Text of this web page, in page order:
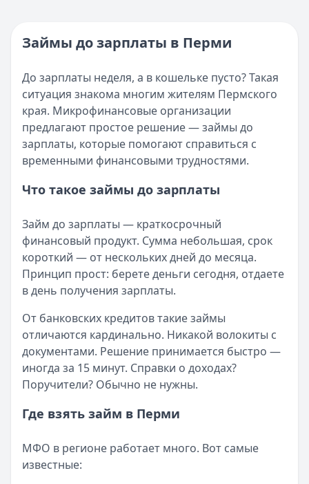
Категория:МФО и микрозаймы
Все статьи
Возврат переплаты в «Займере»: актуальная
Опубликовано:5 декабря 2025 г.
Категория:МФО
Читать новость
Срочный микрозайм 15 000 ₽ на карту: свежая
Кратко:Нужны 15 000 рублей на карту прямо сегодня?
Опубликовано:5 декабря 2025 г.
Читать новость
Кратко:В III квартале 2025 года владельцы iPhone
Опубликовано:5 декабря 2025 г.
Категория:МФО
Читать новость
57 сервисов микрозаймов через Госуслуги: где
Кратко:Авторизация через Госуслуги ускоряет
23 ноября 2025 г.
Читать новость
Смс о «одобренном займе» от Bigmani Ru: как
Кратко: Пришло СМС об одобрении займа от Bigmani
Опубликовано: 23 ноября 2025 г.
Читать новость
Все новости
Займы до зарплаты в Перми
До зарплаты неделя, а в кошельке пусто? Такая
ситуация знакома многим жителям Пермского
края. Микрофинансовые организации
предлагают простое решение — займы до
зарплаты, которые помогают справиться с
временными финансовыми трудностями.
Что такое займы до зарплаты
Займ до зарплаты — краткосрочный
финансовый продукт. Сумма небольшая, срок
короткий — от нескольких дней до месяца.
Принцип прост: берете деньги сегодня, отдаете
в день получения зарплаты.
От банковских кредитов такие займы
отличаются кардинально. Никакой волокиты с
документами. Решение принимается быстро —
иногда за 15 минут. Справки о доходах?
Поручители? Обычно не нужны.
Где взять займ в Перми
МФО в регионе работает много. Вот самые
известные: